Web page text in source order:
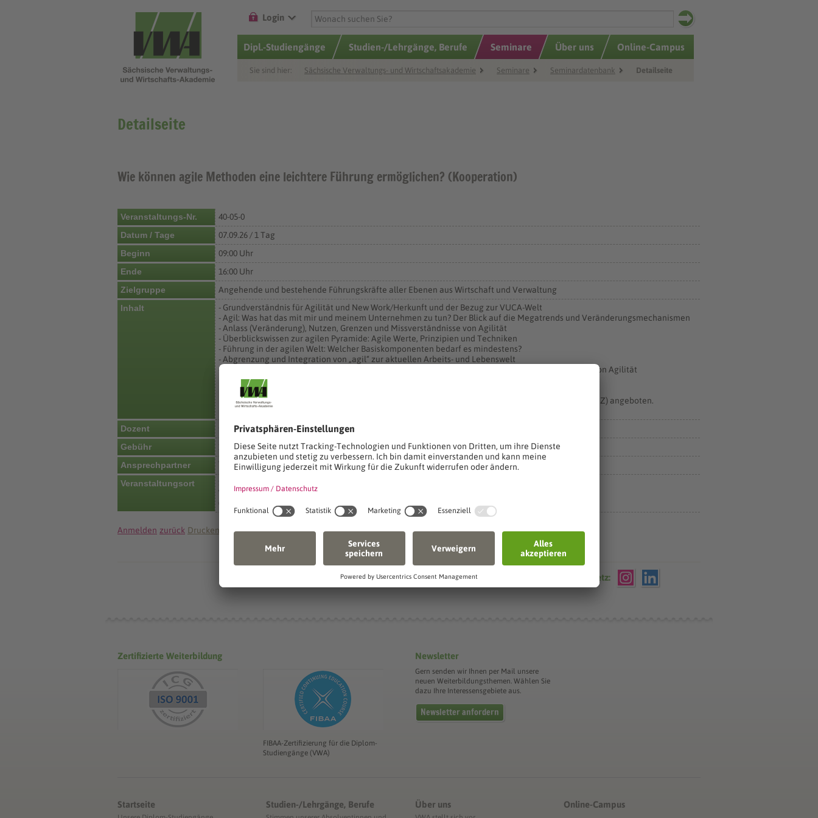
Login
Dipl.-Studiengänge Studien-/Lehrgänge, Berufe Seminare Über uns Online-Campus
Sie sind hier: Sächsische Verwaltungs- und Wirtschaftsakademie Seminare Seminardatenbank Detailseite
Detailseite
Wie können agile Methoden eine leichtere Führung ermöglichen? (Kooperation)
Veranstaltungs-Nr.
40-05-0
Datum / Tage
07.09.26 / 1 Tag
Beginn
09:00 Uhr
Ende
16:00 Uhr
Zielgruppe
Angehende und bestehende Führungskräfte aller Ebenen aus Wirtschaft und Verwaltung
Inhalt
- Grundverständnis für Agilität und New Work/Herkunft und der Bezug zur VUCA-Welt
- Agil: Was hat das mit mir und meinem Unternehmen zu tun? Der Blick auf die Megatrends und Veränderungsmechanismen
- Anlass (Veränderung), Nutzen, Grenzen und Missverständnisse von Agilität
- Überblickswissen zur agilen Pyramide: Agile Werte, Prinzipien und Techniken
- Führung in der agilen Welt: Welcher Basiskomponenten bedarf es mindestens?
- Abgrenzung und Integration von „agil“ zur aktuellen Arbeits- und Lebenswelt
- Agil in die Organisationsentwicklung (OE): Der Strategie- und Zielbildungsprozess unter Nutzung von Agilität
Dieses Seminar ist Bestandteil der Kompetenzreihe Personalmanagement.
Die Veranstaltung wird im Rahmen einer Kooperation mit dem Fortbildungszentrum in Meißen (FoBiZ) angeboten.
Dozent
Cornelia Mühlberg
Gebühr
170 €
Ansprechpartner
Team Organisation
Veranstaltungsort
Wiener Platz 10
Anmelden zurück Drucken
Die Sächsische VWA im Netz:
Zertifizierte Weiterbildung
FIBAA-Zertifizierung für die Diplom-
Studiengänge (VWA)
Newsletter
Gern senden wir Ihnen per Mail unsere
neuen Weiterbildungsthemen. Wählen Sie
dazu Ihre Interessensgebiete aus.
Newsletter anfordern
Startseite Studien-/Lehrgänge, Berufe Über uns Online-Campus